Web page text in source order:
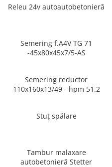
Releu 24v autoautobetonieră
Semering f.A4V TG 71
-45x80x45x7/5-AS
Semering reductor
110x160x13/49 - hpm 51.2
Stuț spălare
Tambur malaxare
autobetonieră Stetter